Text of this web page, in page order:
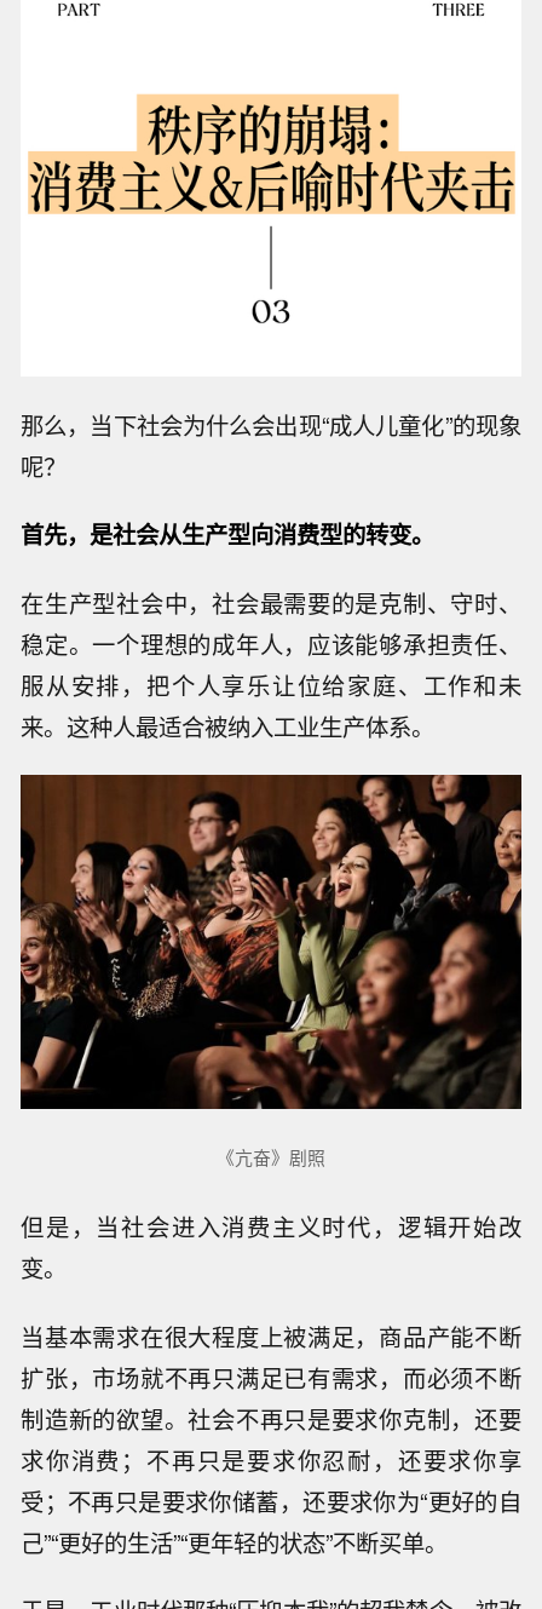
那么，当下社会为什么会出现“成人儿童化”的现象
呢？
首先，是社会从生产型向消费型的转变。
在生产型社会中，社会最需要的是克制、守时、
稳定。一个理想的成年人，应该能够承担责任、
服从安排，把个人享乐让位给家庭、工作和未
来。这种人最适合被纳入工业生产体系。
《亢奋》剧照
但是，当社会进入消费主义时代，逻辑开始改
变。
当基本需求在很大程度上被满足，商品产能不断
扩张，市场就不再只满足已有需求，而必须不断
制造新的欲望。社会不再只是要求你克制，还要
求你消费；不再只是要求你忍耐，还要求你享
受；不再只是要求你储蓄，还要求你为“更好的自
己”“更好的生活”“更年轻的状态”不断买单。